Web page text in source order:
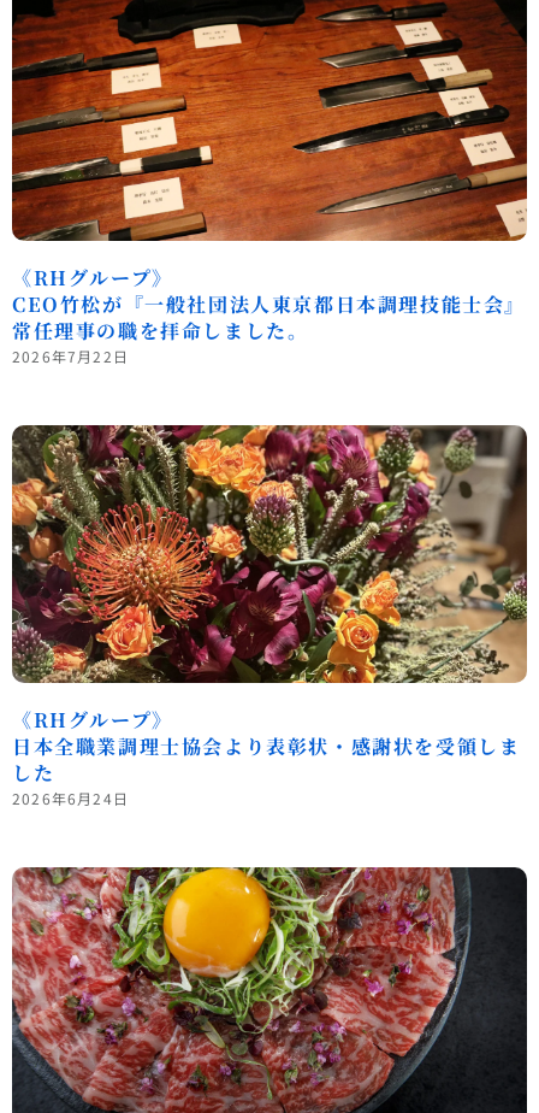
《RHグループ》
CEO竹松が『一般社団法人東京都日本調理技能士会』
常任理事の職を拝命しました。
2026年7月22日
《RHグループ》
日本全職業調理士協会より表彰状・感謝状を受領しま
した
2026年6月24日